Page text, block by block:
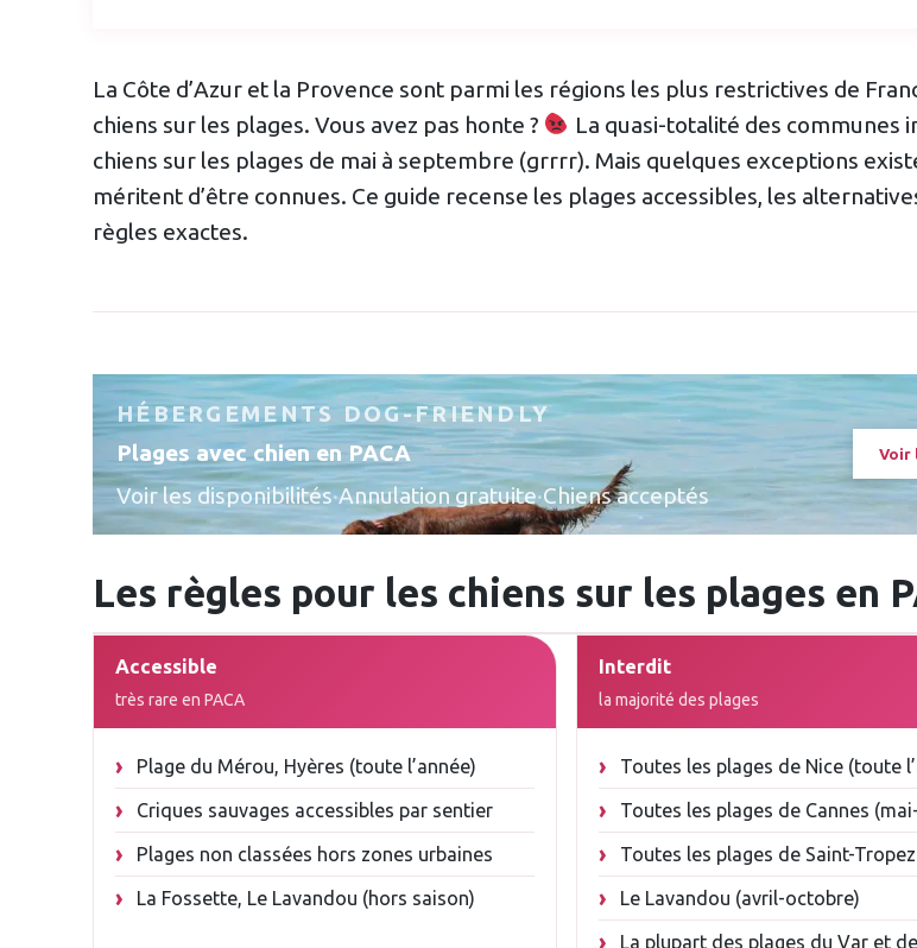
La Côte d’Azur et la Provence sont parmi les régions les plus restrictives de
chiens sur les plages. Vous avez pas honte ?
La quasi-totalité des communes
chiens sur les plages de mai à septembre (grrrr). Mais quelques exceptions
méritent d’être connues. Ce guide recense les plages accessibles, les
règles exactes.
HÉBERGEMENTS DOG-FRIENDLY
Plages avec chien en PACA
Voir les disponibilités·Annulation gratuite·Chiens acceptés
Voir
Les règles pour les chiens sur les plages en
Accessible
très rare en PACA
Plage du Mérou, Hyères (toute l’année)
Criques sauvages accessibles par sentier
Plages non classées hors zones urbaines
La Fossette, Le Lavandou (hors saison)
Interdit
la majorité des plages
Toutes les plages de Nice (toute
Toutes les plages de Cannes
Toutes les plages de Saint-
Le Lavandou (avril-octobre)
La plupart des plages du Var et